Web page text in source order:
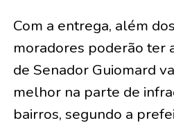
Com a entrega, além
moradores poderão ter
de Senador Guiomard
melhor na parte de
bairros, segundo a